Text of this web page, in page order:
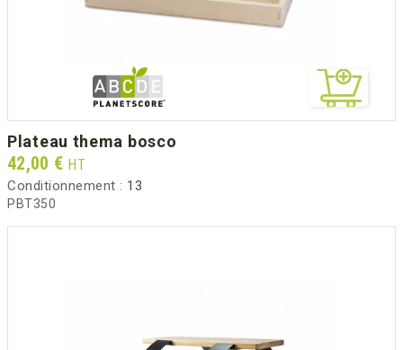
plateau thema bosco
Prix
42,00 € HT
Conditionnement : 13
PBT350